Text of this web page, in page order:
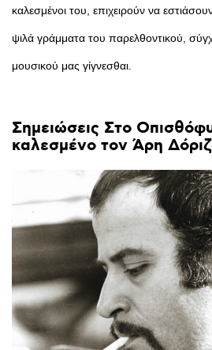
καλεσμένοι του, επιχειρούν να
ψιλά γράμματα του παρελθοντικού,
μουσικού μας γίγνεσθαι.
Σημειώσεις Στο
καλεσμένο τον Άρη